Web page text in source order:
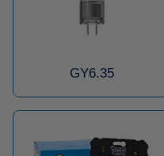
GY6.35